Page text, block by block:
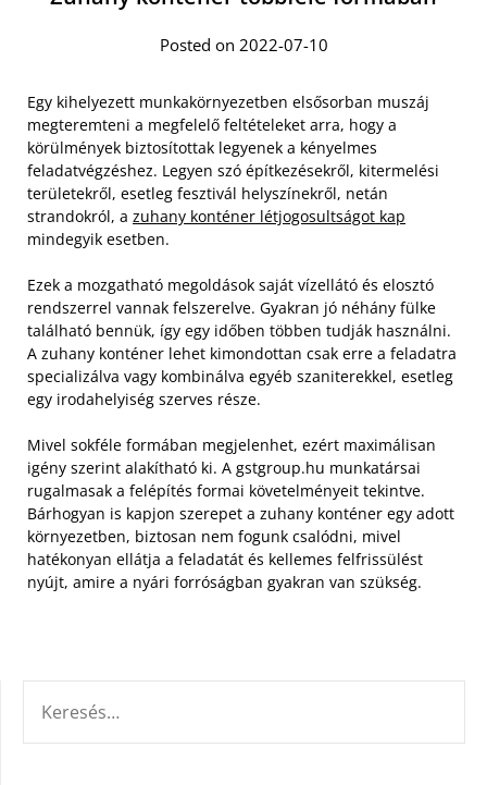
Posted on 2022-07-10
Egy kihelyezett munkakörnyezetben elsősorban muszáj
megteremteni a megfelelő feltételeket arra, hogy a
körülmények biztosítottak legyenek a kényelmes
feladatvégzéshez. Legyen szó építkezésekről, kitermelési
területekről, esetleg fesztivál helyszínekről, netán
strandokról, a zuhany konténer létjogosultságot kap
mindegyik esetben.
Ezek a mozgatható megoldások saját vízellátó és elosztó
rendszerrel vannak felszerelve. Gyakran jó néhány fülke
található bennük, így egy időben többen tudják használni.
A zuhany konténer lehet kimondottan csak erre a feladatra
specializálva vagy kombinálva egyéb szaniterekkel, esetleg
egy irodahelyiség szerves része.
Mivel sokféle formában megjelenhet, ezért maximálisan
igény szerint alakítható ki. A gstgroup.hu munkatársai
rugalmasak a felépítés formai követelményeit tekintve.
Bárhogyan is kapjon szerepet a zuhany konténer egy adott
környezetben, biztosan nem fogunk csalódni, mivel
hatékonyan ellátja a feladatát és kellemes felfrissülést
nyújt, amire a nyári forróságban gyakran van szükség.